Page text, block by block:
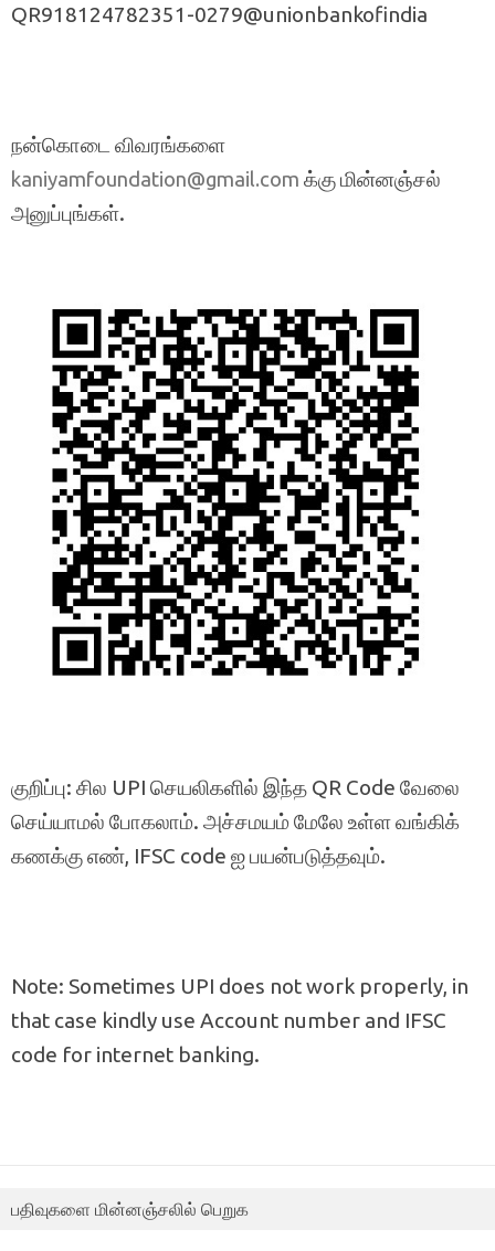
QR918124782351-0279@unionbankofindia
நன்கொடை விவரங்களை
kaniyamfoundation@gmail.com க்கு மின்னஞ்சல்
அனுப்புங்கள்.
குறிப்பு: சில UPI செயலிகளில் இந்த QR Code வேலை
செய்யாமல் போகலாம். அச்சமயம் மேலே உள்ள வங்கிக்
கணக்கு எண், IFSC code ஐ பயன்படுத்தவும்.
Note: Sometimes UPI does not work properly, in
that case kindly use Account number and IFSC
code for internet banking.
பதிவுகளை மின்னஞ்சலில் பெறுக